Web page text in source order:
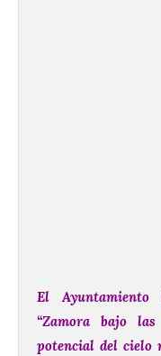
El
“Zamora bajo
potencial del cielo